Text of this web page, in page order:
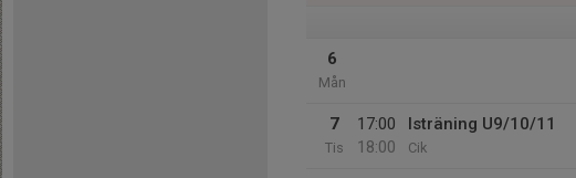
6
Mån
7
Tis
17:00
18:00
Isträning U9/10/11
Cik